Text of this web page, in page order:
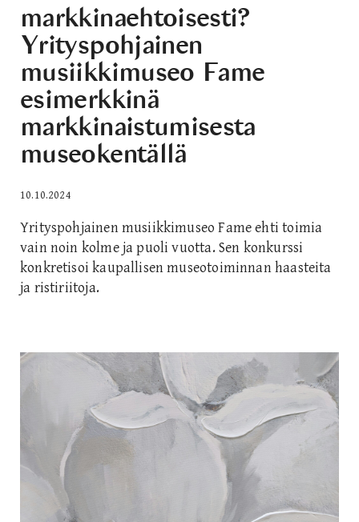
markkinaehtoisesti?
Yrityspohjainen
musiikkimuseo Fame
esimerkkinä
markkinaistumisesta
museokentällä
10.10.2024
Yrityspohjainen musiikkimuseo Fame ehti toimia
vain noin kolme ja puoli vuotta. Sen konkurssi
konkretisoi kaupallisen museotoiminnan haasteita
ja ristiriitoja.